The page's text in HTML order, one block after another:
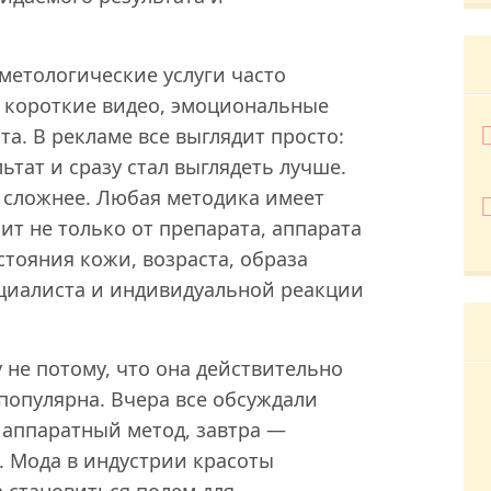
услуги часто
видео, эмоциональные
В рекламе все выглядит просто:
и сразу стал выглядеть лучше.
Любая методика имеет
не только от препарата, аппарата
кожи, возраста, образа
и индивидуальной реакции
потому, что она действительно
Вчера все обсуждали
метод, завтра —
в индустрии красоты